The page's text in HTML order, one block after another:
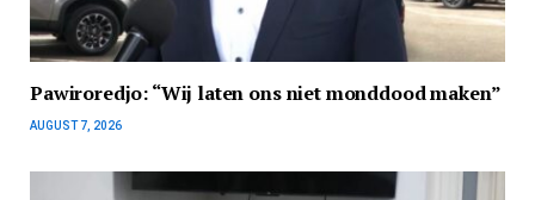
Pawiroredjo: “Wij laten ons niet monddood maken”
AUGUST 7, 2026